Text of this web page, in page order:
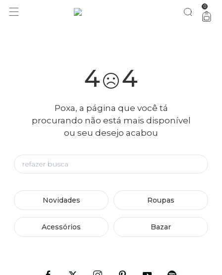
você merece 30% OFF pra comemorar com a gente aproveita! 0
4 4
Poxa, a página que você tá
procurando não está mais disponível
ou seu desejo acabou
Novidades Roupas
Acessórios Bazar